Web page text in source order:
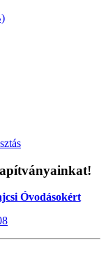
Óvodásokért